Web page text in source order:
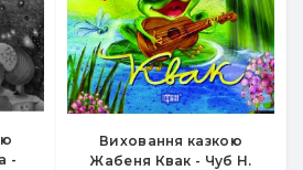
-
Виховання казкою
Жабеня Квак - Чуб Н.